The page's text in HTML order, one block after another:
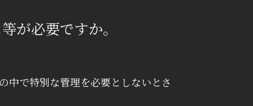
が必要ですか。
中で特別な管理を必要としないとさ